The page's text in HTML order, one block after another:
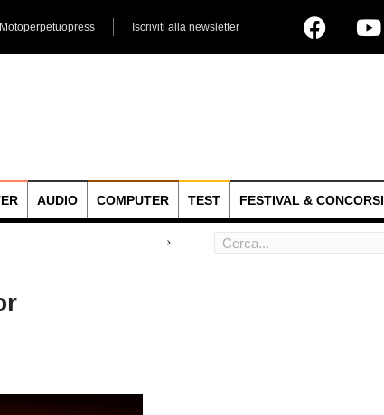
Iscriviti alla newsletter
AUDIO COMPUTER TEST FESTIVAL & CONCORSI